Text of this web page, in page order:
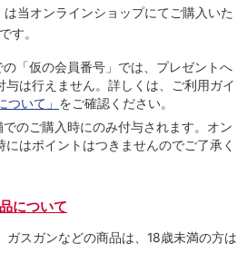
は当オンラインショップにてご購⼊いた
です。
「仮の会員番号」では、プレゼントへ
与は⾏えません。詳しくは、ご利⽤ガイ
ついて」 をご確認ください。
のご購⼊時にのみ付与されます。オン
はポイントはつきませんのでご了承く
について
ガスガンなどの商品は、18歳未満の方は